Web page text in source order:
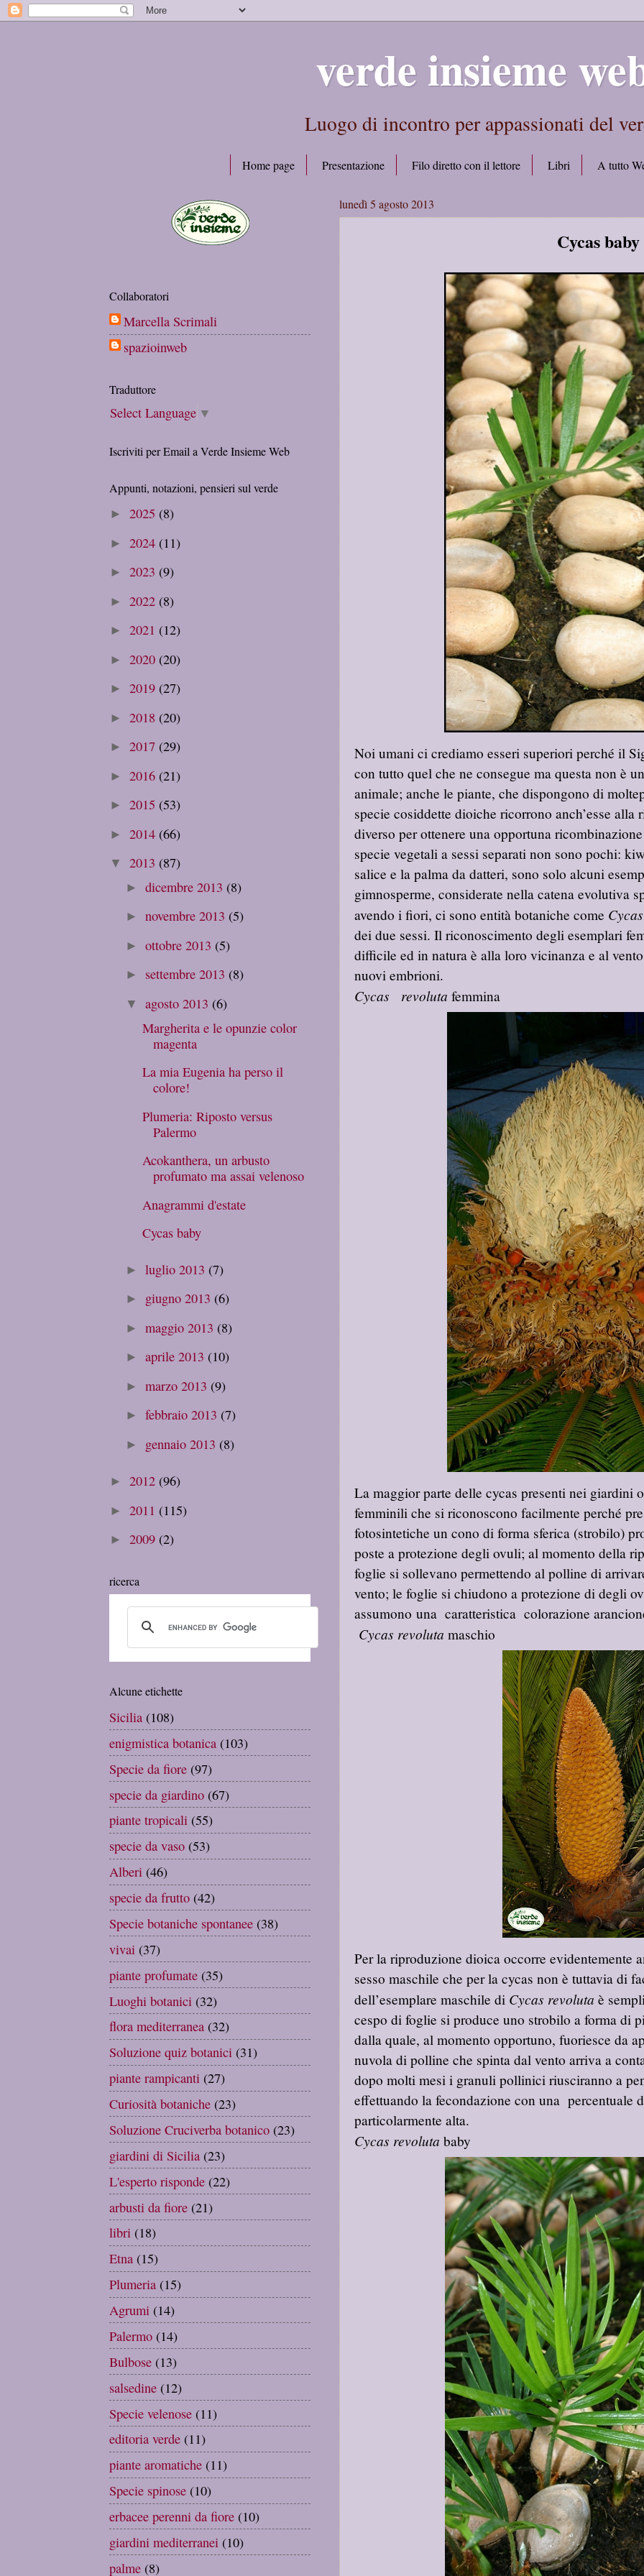
verde insieme
Luogo di incontro per appassionati del
Home page Presentazione Filo diretto con il lettore Libri A tutto
lunedì 5 agosto 2013
Cycas baby
Noi umani ci crediamo esseri superiori perché il
con tutto quel che ne consegue ma questa non è
animale; anche le piante, che dispongono di
specie cosiddette dioiche ricorrono anch’esse
diverso per ottenere una opportuna
specie vegetali a sessi separati non sono pochi:
salice e la palma da datteri, sono solo alcuni
gimnosperme, considerate nella catena evolutiva
avendo i fiori, ci sono entità botaniche come
dei due sessi. Il riconoscimento degli esemplari
difficile ed in natura è alla loro vicinanza e al
nuovi embrioni.
Cycas revoluta femmina
La maggior parte delle cycas presenti nei
femminili che si riconoscono facilmente perché
fotosintetiche un cono di forma sferica (strobilo)
poste a protezione degli ovuli; al momento della
foglie si sollevano permettendo al polline di
vento; le foglie si chiudono a protezione di degli
assumono una caratteristica colorazione
Cycas revoluta maschio
Per la riproduzione dioica occorre evidentemente
sesso maschile che per la cycas non è tuttavia di
dell’esemplare maschile di Cycas revoluta è
cespo di foglie si produce uno strobilo a forma di
dalla quale, al momento opportuno, fuoriesce da
nuvola di polline che spinta dal vento arriva a
dopo molti mesi i granuli pollinici riusciranno a
effettuando la fecondazione con una percentuale
particolarmente alta.
Cycas revoluta baby
Collaboratori
Marcella Scrimali
spazioinweb
Traduttore
Select Language ▼
Iscriviti per Email a Verde Insieme Web
Appunti, notazioni, pensieri sul verde
► 2025 (8)
► 2024 (11)
► 2023 (9)
► 2022 (8)
► 2021 (12)
► 2020 (20)
► 2019 (27)
► 2018 (20)
► 2017 (29)
► 2016 (21)
► 2015 (53)
► 2014 (66)
▼ 2013 (87)
►dicembre 2013 (8)
►novembre 2013 (5)
►ottobre 2013 (5)
► settembre 2013 (8)
▼agosto 2013 (6)
Margherita e le opunzie color
magenta
La mia Eugenia ha perso il
colore!
Plumeria: Riposto versus
Palermo
Acokanthera, un arbusto
profumato ma assai velenoso
Anagrammi d'estate
Cycas baby
►luglio 2013 (7)
► giugno 2013 (6)
►maggio 2013 (8)
►aprile 2013 (10)
►marzo 2013 (9)
►febbraio 2013 (7)
► gennaio 2013 (8)
► 2012 (96)
► 2011 (115)
► 2009 (2)
ricerca
Alcune etichette
Sicilia (108)
enigmistica botanica (103)
Specie da fiore (97)
specie da giardino (67)
piante tropicali (55)
specie da vaso (53)
Alberi (46)
specie da frutto (42)
Specie botaniche spontanee (38)
vivai (37)
piante profumate (35)
Luoghi botanici (32)
flora mediterranea (32)
Soluzione quiz botanici (31)
piante rampicanti (27)
Curiosità botaniche (23)
Soluzione Cruciverba botanico (23)
giardini di Sicilia (23)
L'esperto risponde (22)
arbusti da fiore (21)
libri (18)
Etna (15)
Plumeria (15)
Agrumi (14)
Palermo (14)
Bulbose (13)
salsedine (12)
Specie velenose (11)
editoria verde (11)
piante aromatiche (11)
Specie spinose (10)
erbacee perenni da fiore (10)
giardini mediterranei (10)
palme (8)